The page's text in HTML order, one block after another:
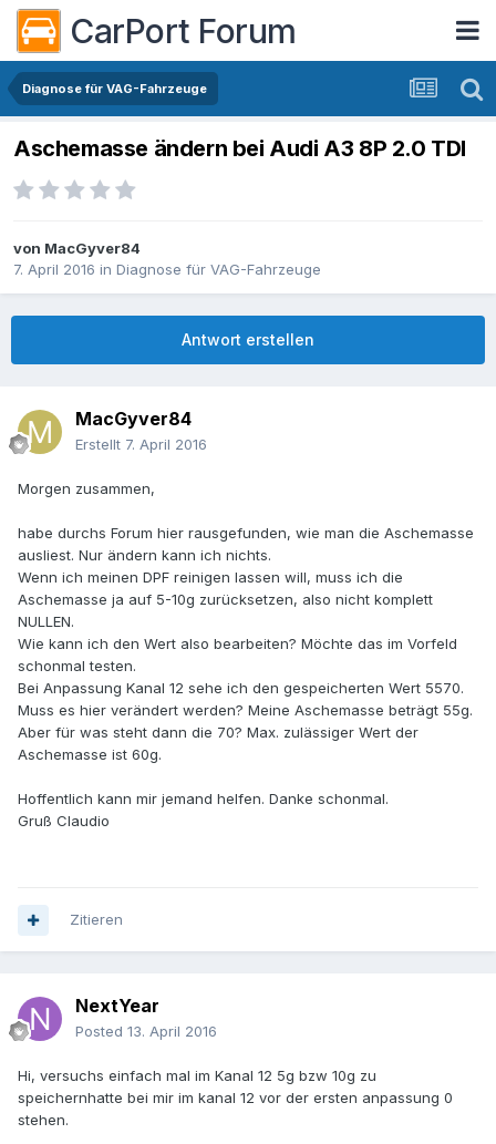
CarPort Forum
Diagnose für VAG-Fahrzeuge
Aschemasse ändern bei Audi A3 8P 2.0 TDI
von MacGyver84
7. April 2016 in Diagnose für VAG-Fahrzeuge
Antwort erstellen
MacGyver84
Erstellt 7. April 2016
Morgen zusammen,
habe durchs Forum hier rausgefunden, wie man die Aschemasse
ausliest. Nur ändern kann ich nichts.
Wenn ich meinen DPF reinigen lassen will, muss ich die
Aschemasse ja auf 5-10g zurücksetzen, also nicht komplett
NULLEN.
Wie kann ich den Wert also bearbeiten? Möchte das im Vorfeld
schonmal testen.
Bei Anpassung Kanal 12 sehe ich den gespeicherten Wert 5570.
Muss es hier verändert werden? Meine Aschemasse beträgt 55g.
Aber für was steht dann die 70? Max. zulässiger Wert der
Aschemasse ist 60g.
Hoffentlich kann mir jemand helfen. Danke schonmal.
Gruß Claudio
Zitieren
NextYear
Posted 13. April 2016
Hi, versuchs einfach mal im Kanal 12 5g bzw 10g zu
speichernhatte bei mir im kanal 12 vor der ersten anpassung 0
stehen.